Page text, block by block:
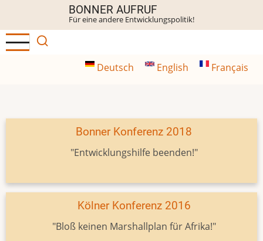
Inhalt
BONNER AUFRUF
Für eine andere Entwicklungspolitik!
Deutsch English Français
Bonner Konferenz 2018
"Entwicklungshilfe beenden!"
Kölner Konferenz 2016
"Bloß keinen Marshallplan für Afrika!"